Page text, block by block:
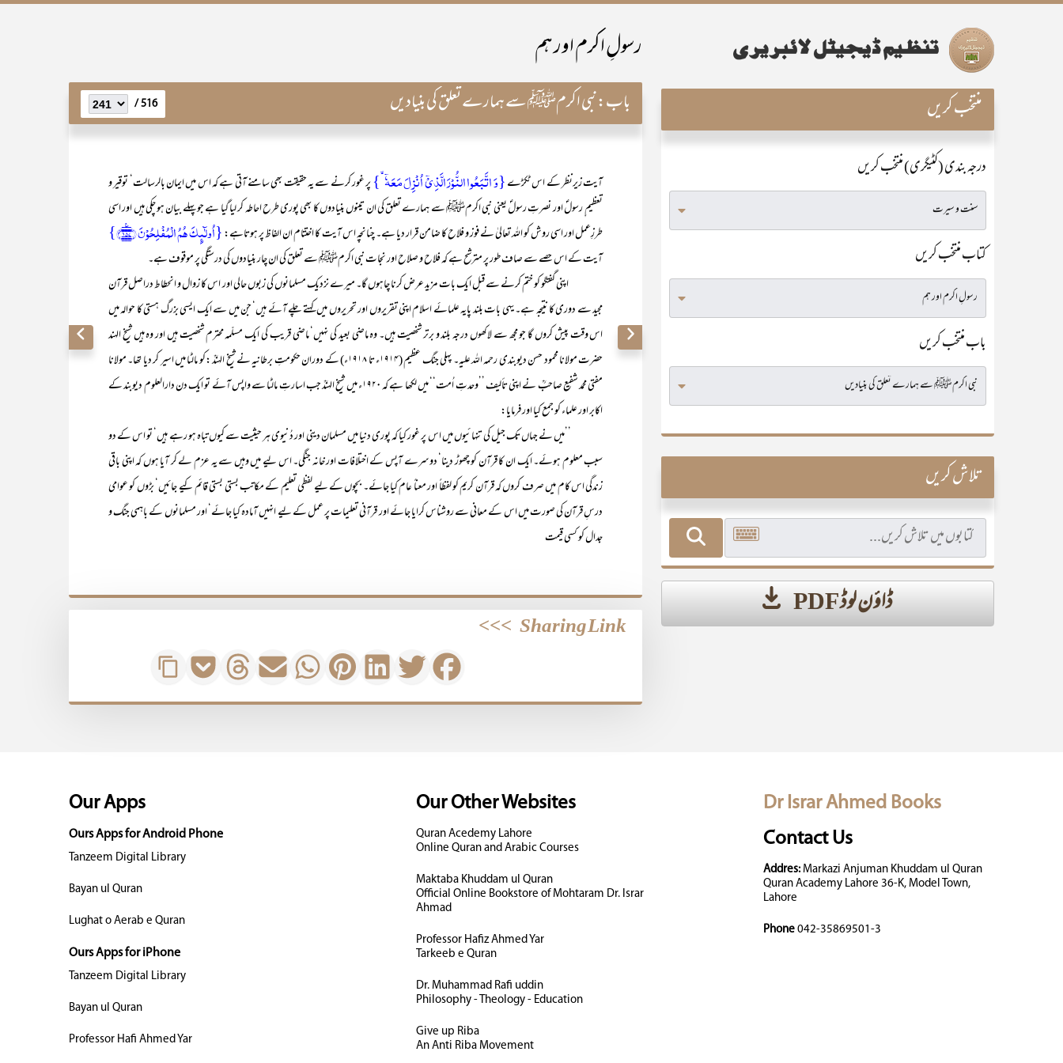
رسولِ اکرم اور ہم
باب:نبی اکرمﷺ سے ہمارے تعلق کی بنیادیں 516 /
آیت زیرنظر کے اس ٹکڑے{وَ اتَّبَعُوا النُّوۡرَ الَّذِیۡۤ اُنۡزِلَ مَعَہٗۤ ۙ}پر غور کرنے سے یہ حقیقت بھی سامنے آتی ہے کہ اس میں ایمان بالرسالت‘ توقیر و
تعظیم ِ رسولؐ اور نصرتِ رسولؐ یعنی نبی اکرمﷺ سے ہمارے تعلق کی ان تینوں بنیادوں کا بھی پوری طرح احاطہ کر لیا گیا ہے جو پہلے بیان ہو چکی ہیں اور اسی
طرزِعمل اور اسی روش کو اللہ تعالیٰ نے فوز و فلاح کا ضامن قرار دیا ہے۔ چنانچہ اس آیت کا اختتام ان الفاظ پر ہوتاہے:{اُولٰٓئِکَ ہُمُ الۡمُفۡلِحُوۡنَ ﴿۱۵۷﴾٪}
آیت کے اس حصے سے صاف طور پر مترشح ہے کہ فلاح و صلاح اور نجات نبی اکرمﷺ سے تعلق کی ان چار بنیادوں کی درستگی پر موقوف ہے۔
اپنی گفتگو کو ختم کرنے سے قبل ایک بات مزید عرض کرنا چاہوں گا۔ میرے نزدیک مسلمانوں کی زبوں حالی اور اس کا زوال و انحطاط دراصل قرآن
مجید سے دوری کا نتیجہ ہے۔ یہی بات بلند پایہ علمائے اسلام اپنی تقریروں اور تحریروں میں کہتے چلے آئے ہیں‘ جن میں سے ایک ایسی بزرگ ہستی کا حوالہ میں
اس وقت پیش کروں گا جو مجھ سے لاکھوں درجہ بلند و برتر شخصیت ہیں۔ وہ ماضی بعید کی نہیں‘ ماضی قریب کی ایک مسلّمہ محترم شخصیت ہیں اور وہ ہیں شیخ الہند
حضرت مولانا محمود حسن دیوبندی رحمہ اللہ علیہ۔ پہلی جنگ عظیم (۱۹۱۴ء تا ۱۹۱۸ء) کے دوران حکومتِ برطانیہ نے شیخ الہندؒ :کو مالٹا میں اسیر کر دیا تھا۔ مولانا
مفتی محمد شفیع صاحبؒ نے اپنی تألیف ’’وحدتِ اُمت‘‘ میں لکھا ہے کہ ۱۹۲۰ء میں شیخ الہندؒ جب اسارتِ مالٹا سے واپس آئے تو ایک دن دارالعلوم دیوبند کے
اکابر اور علماء کو جمع کیا اور فرمایا:
’’میں نے جہاں تک جیل کی تنہائیوں میں اس پر غور کیا کہ پوری دنیا میں مسلمان دینی اور دُنیوی ہر حیثیت سے کیوں تباہ ہو رہے ہیں‘ تو اس کے دو
سبب معلوم ہوئے۔ ایک ان کا قرآن کو چھوڑ دینا‘ دوسرے آپس کے اختلافات اور خانہ جنگی۔ اس لیے میں وہیں سے یہ عزم لے کر آیا ہوں کہ اپنی باقی
زندگی اس کام میں صرف کروں کہ قرآن کریم کو لفظاً اور معناً عام کیا جائے۔ بچوں کے لیے لفظی تعلیم کے مکاتب بستی بستی قائم کیے جائیں‘ بڑوں کو عوامی
درسِ قرآن کی صورت میں اس کے معانی سے روشناس کرایا جائے اور قرآنی تعلیمات پر عمل کے لیے انہیں آمادہ کیا جائے‘ اور مسلمانوں کے باہمی جنگ و
جدال کو کسی قیمت
Sharing Link
>>>
منتخب کریں
درجہ بندی (کٹیگری) منتخب کریں
کتاب منتخب کریں
باب منتخب کریں
تلاش کریں
ڈاؤن لوڈ PDF
Dr Israr Ahmed Books
Contact Us
Addres:Markazi Anjuman Khuddam ul Quran
Quran Academy Lahore 36-K, Model Town,
Lahore
Phone 042-35869501-3
Our Other Websites
Quran Acedemy Lahore
Online Quran and Arabic Courses
Maktaba Khuddam ul Quran
Official Online Bookstore of Mohtaram Dr. Israr
Ahmad
Professor Hafiz Ahmed Yar
Tarkeeb e Quran
Dr. Muhammad Rafi uddin
Philosophy - Theology - Education
Give up Riba
An Anti Riba Movement
Our Apps
Ours Apps for Android Phone
Tanzeem Digital Library
Bayan ul Quran
Lughat o Aerab e Quran
Ours Apps for iPhone
Tanzeem Digital Library
Bayan ul Quran
Professor Hafi Ahmed Yar